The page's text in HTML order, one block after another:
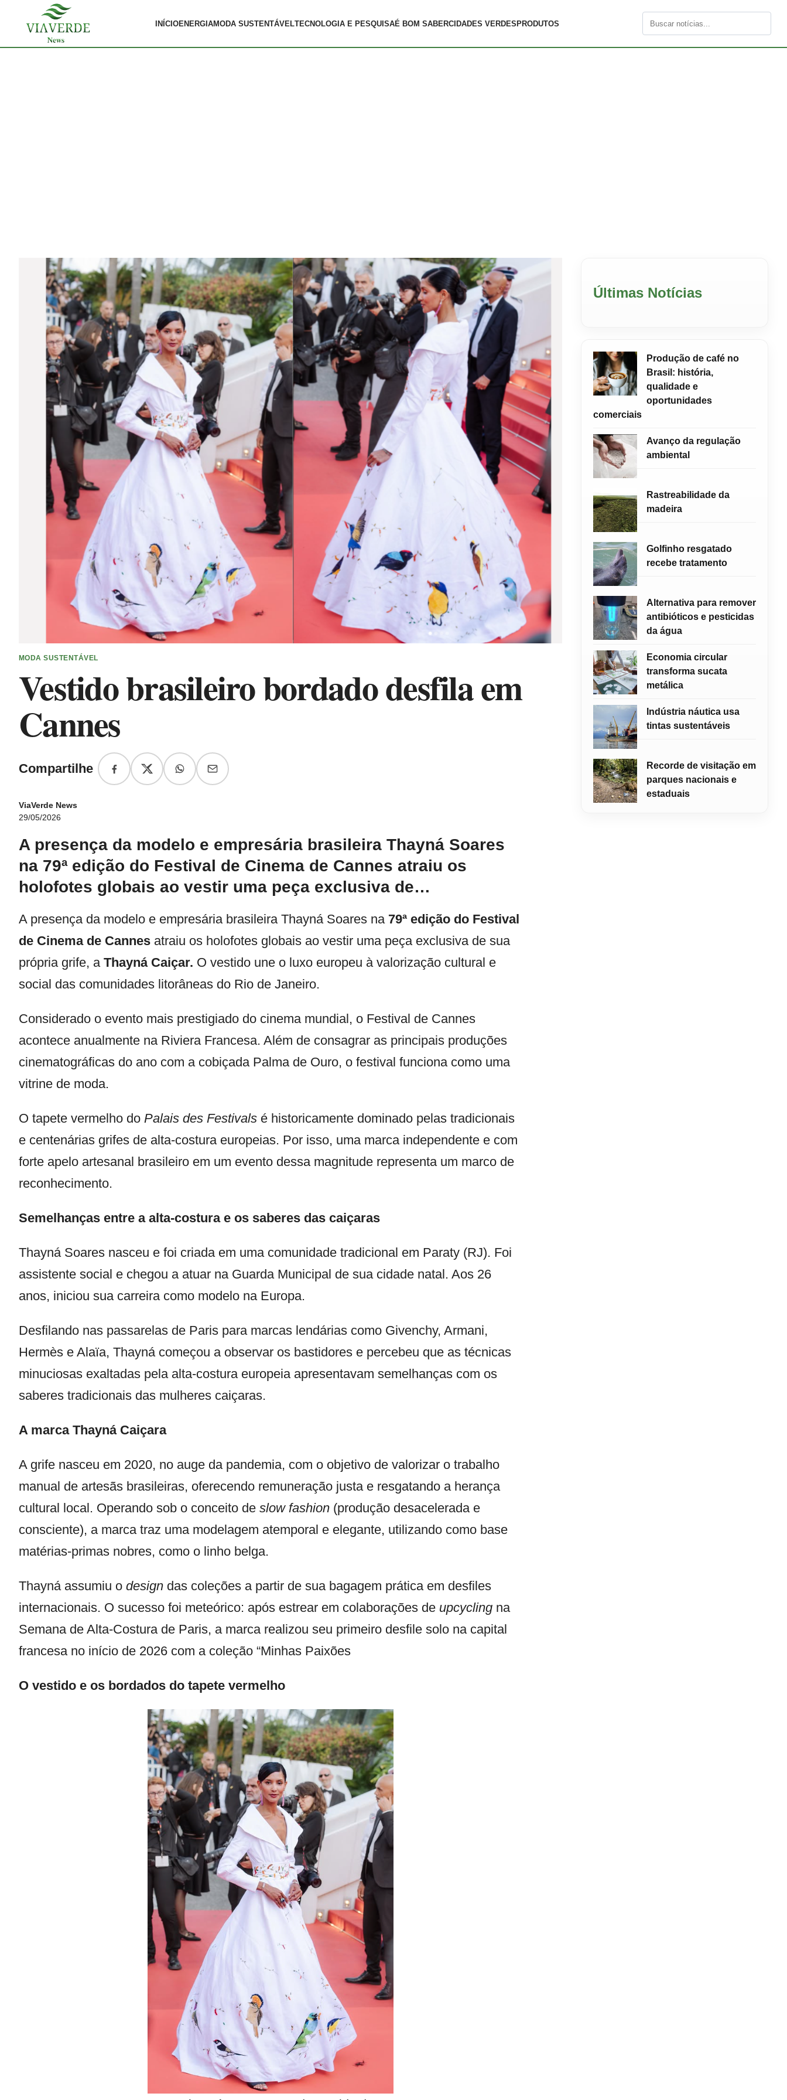
INÍCIOENERGIAMODA SUSTENTÁVELTECNOLOGIA E PESQUISAÉ BOM SABERCIDADES VERDES PRODUTOS
Buscar
MODA SUSTENTÁVEL
Vestido brasileiro bordado desfila em
Cannes
Compartilhe
ViaVerde News
29/05/2026
A presença da modelo e empresária brasileira Thayná Soares
na 79ª edição do Festival de Cinema de Cannes atraiu os
holofotes globais ao vestir uma peça exclusiva de…
A presença da modelo e empresária brasileira Thayná Soares na 79ª edição do Festival
de Cinema de Cannes atraiu os holofotes globais ao vestir uma peça exclusiva de sua
própria grife, a Thayná Caiçar. O vestido une o luxo europeu à valorização cultural e
social das comunidades litorâneas do Rio de Janeiro.
Considerado o evento mais prestigiado do cinema mundial, o Festival de Cannes
acontece anualmente na Riviera Francesa. Além de consagrar as principais produções
cinematográficas do ano com a cobiçada Palma de Ouro, o festival funciona como uma
vitrine de moda.
O tapete vermelho do Palais des Festivals é historicamente dominado pelas tradicionais
e centenárias grifes de alta-costura europeias. Por isso, uma marca independente e com
forte apelo artesanal brasileiro em um evento dessa magnitude representa um marco de
reconhecimento.
Semelhanças entre a alta-costura e os saberes das caiçaras
Thayná Soares nasceu e foi criada em uma comunidade tradicional em Paraty (RJ). Foi
assistente social e chegou a atuar na Guarda Municipal de sua cidade natal. Aos 26
anos, iniciou sua carreira como modelo na Europa.
Desfilando nas passarelas de Paris para marcas lendárias como Givenchy, Armani,
Hermès e Alaïa, Thayná começou a observar os bastidores e percebeu que as técnicas
minuciosas exaltadas pela alta-costura europeia apresentavam semelhanças com os
saberes tradicionais das mulheres caiçaras.
A marca Thayná Caiçara
A grife nasceu em 2020, no auge da pandemia, com o objetivo de valorizar o trabalho
manual de artesãs brasileiras, oferecendo remuneração justa e resgatando a herança
cultural local. Operando sob o conceito de slow fashion (produção desacelerada e
consciente), a marca traz uma modelagem atemporal e elegante, utilizando como base
matérias-primas nobres, como o linho belga.
Thayná assumiu o design das coleções a partir de sua bagagem prática em desfiles
internacionais. O sucesso foi meteórico: após estrear em colaborações de upcycling na
Semana de Alta-Costura de Paris, a marca realizou seu primeiro desfile solo na capital
francesa no início de 2026 com a coleção “Minhas Paixões
O vestido e os bordados do tapete vermelho
Últimas Notícias
Produção de café no
Brasil: história,
qualidade e
oportunidades
comerciais
Avanço da regulação
ambiental
Rastreabilidade da
madeira
Golfinho resgatado
recebe tratamento
Alternativa para remover
antibióticos e pesticidas
da água
Economia circular
transforma sucata
metálica
Indústria náutica usa
tintas sustentáveis
Recorde de visitação em
parques nacionais e
estaduais